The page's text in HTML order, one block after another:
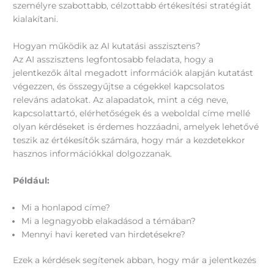
személyre szabottabb, célzottabb értékesítési stratégiát
kialakítani.
Hogyan működik az AI kutatási asszisztens?
Az AI asszisztens legfontosabb feladata, hogy a
jelentkezők által megadott információk alapján kutatást
végezzen, és összegyűjtse a cégekkel kapcsolatos
releváns adatokat. Az alapadatok, mint a cég neve,
kapcsolattartó, elérhetőségek és a weboldal címe mellé
olyan kérdéseket is érdemes hozzáadni, amelyek lehetővé
teszik az értékesítők számára, hogy már a kezdetekkor
hasznos információkkal dolgozzanak.
Például:
Mi a honlapod címe?
Mi a legnagyobb elakadásod a témában?
Mennyi havi kereted van hirdetésekre?
Ezek a kérdések segítenek abban, hogy már a jelentkezés